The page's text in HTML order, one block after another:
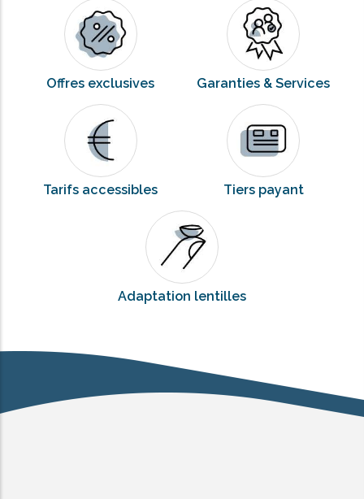
Offres exclusives Garanties & Services
Tarifs accessibles Tiers payant
Adaptation lentilles